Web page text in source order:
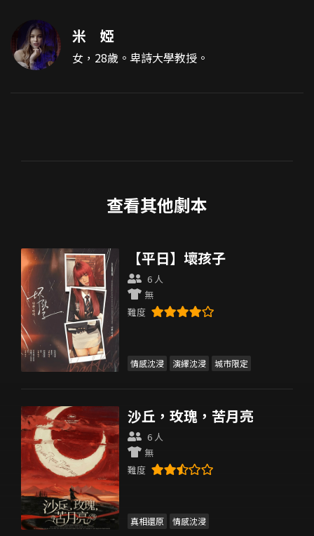
米 婭
女，28歲。卑詩大學教授。
查看其他劇本
【平日】壞孩子
6 人
無
難度
情感沈浸 演繹沈浸 城市限定
沙丘，玫瑰，苦月亮
6 人
無
難度
真相還原 情感沈浸